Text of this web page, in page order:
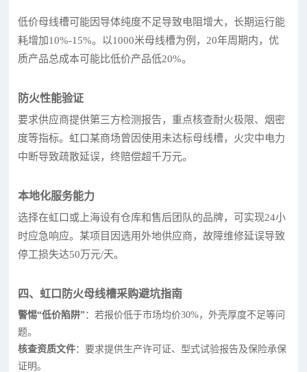
低价母线槽可能因导体纯度不足导致电阻增大，长期运行能
耗增加10%-15%。以1000米母线槽为例，20年周期内，优
质产品总成本可能比低价产品低20%。
防火性能验证
要求供应商提供第三方检测报告，重点核查耐火极限、烟密
度等指标。虹口某商场曾因使用未达标母线槽，火灾中电力
中断导致疏散延误，终赔偿超千万元。
本地化服务能力
选择在虹口或上海设有仓库和售后团队的品牌，可实现24小
时应急响应。某项目因选用外地供应商，故障维修延误导致
停工损失达50万元/天。
四、虹口防火母线槽采购避坑指南
警惕“低价陷阱”：若报价低于市场均价30%，外壳厚度不足等问
题。
核查资质文件：要求提供生产许可证、型式试验报告及保险承保
证明。